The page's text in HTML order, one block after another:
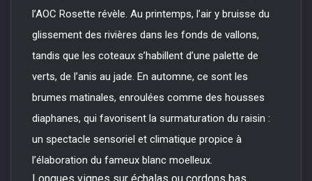
l’AOC Rosette révèle. Au printemps, l’air y bruisse du
glissement des rivières dans les fonds de vallons,
tandis que les coteaux s’habillent d’une palette de
verts, de l’anis au jade. En automne, ce sont les
brumes matinales, enroulées comme des housses
diaphanes, qui favorisent la surmaturation du raisin :
un spectacle sensoriel et climatique propice à
l’élaboration du fameux blanc moelleux.